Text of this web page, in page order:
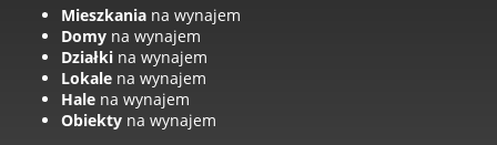
Mieszkania na wynajem
Domy na wynajem
Działki na wynajem
Lokale na wynajem
Hale na wynajem
Obiekty na wynajem